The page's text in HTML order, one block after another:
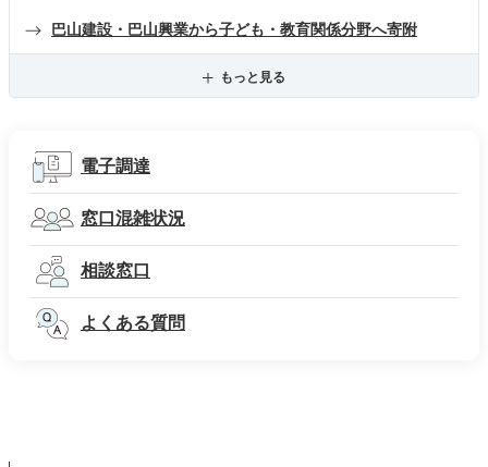
巴山建設・巴山興業から子ども・教育関係分野へ寄附
もっと見る
電子調達
窓口混雑状況
相談窓口
よくある質問